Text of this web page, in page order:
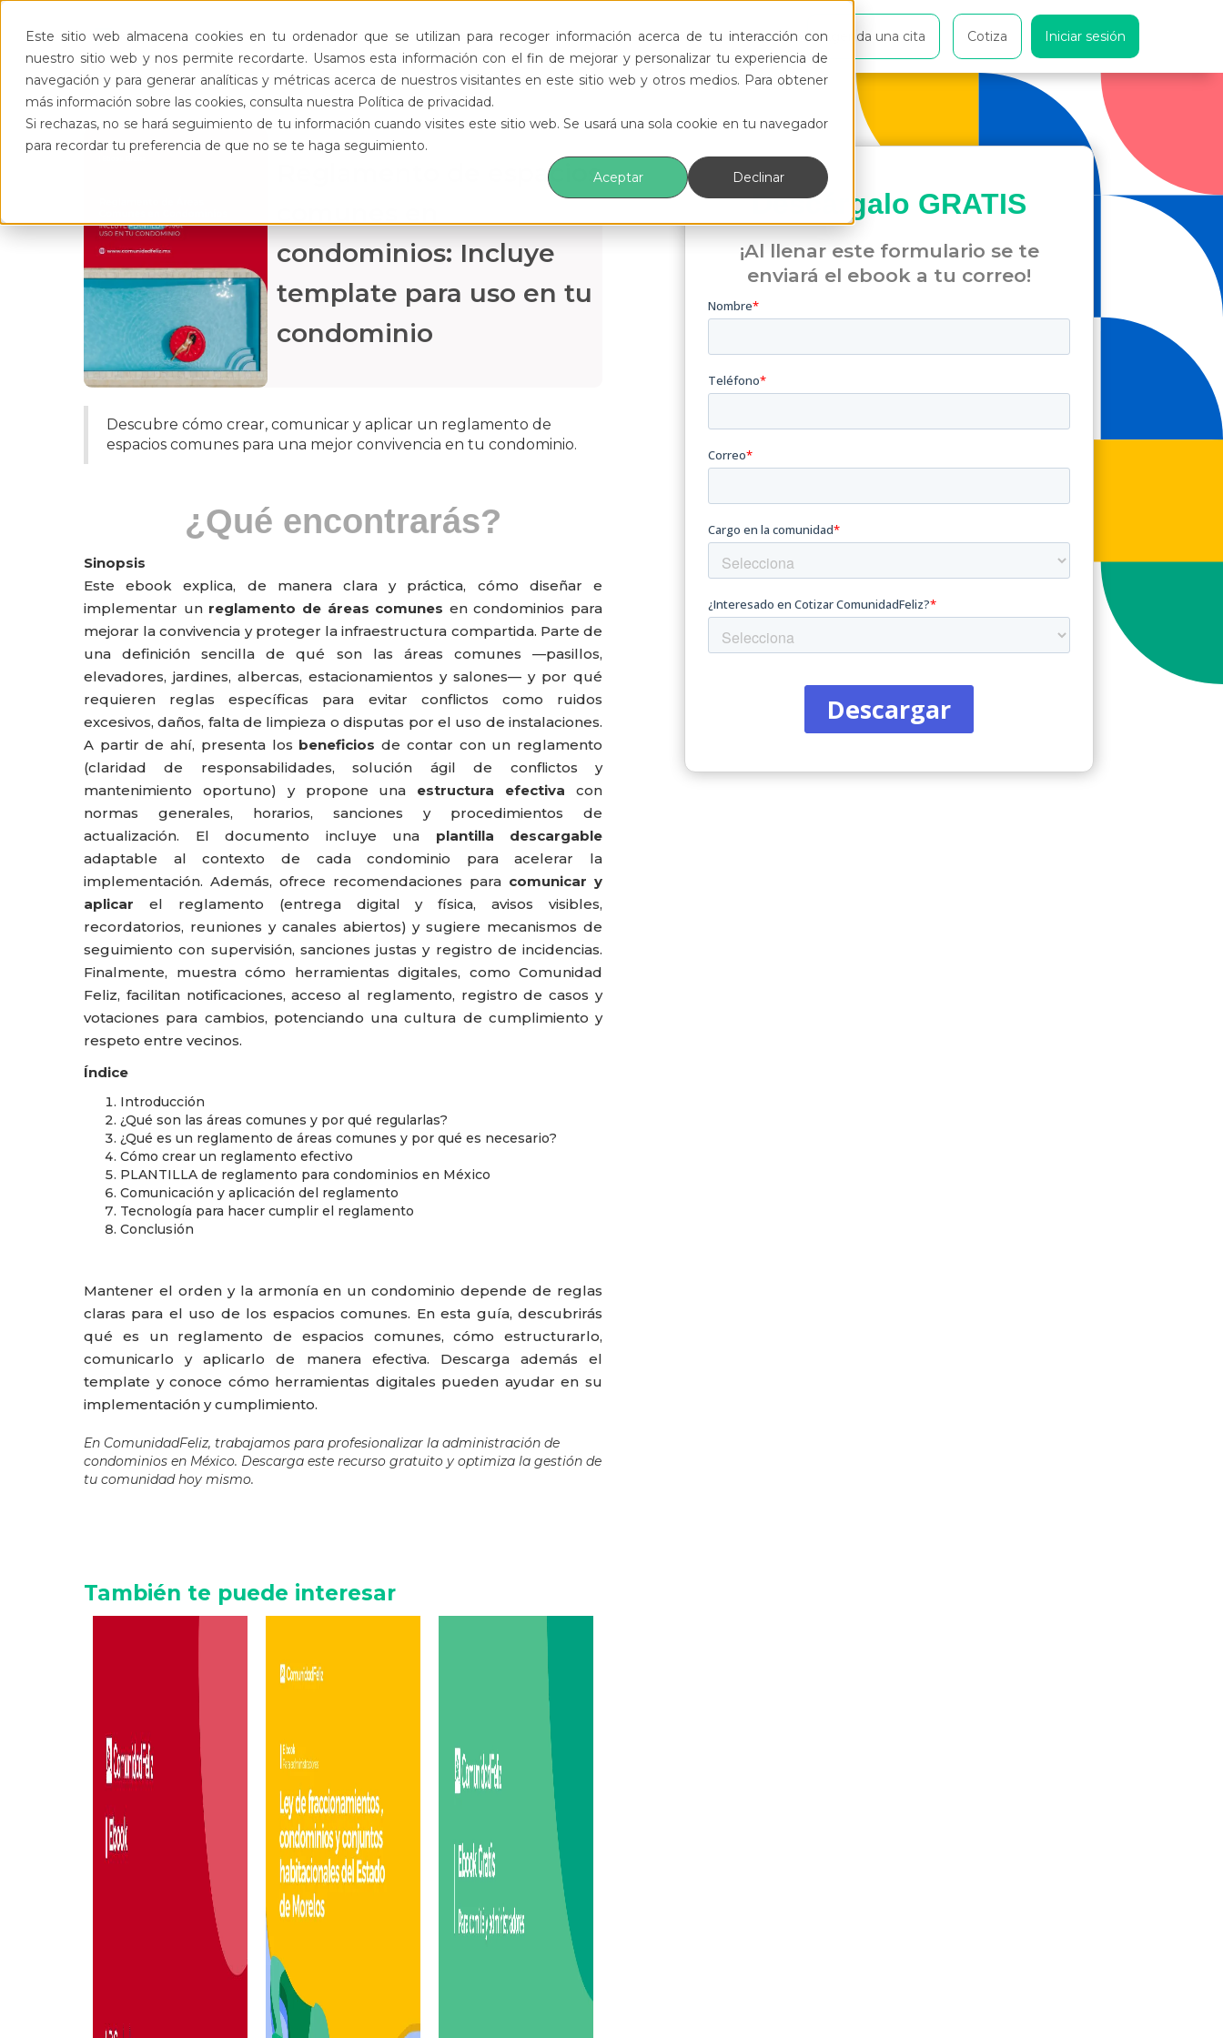
Este sitio web almacena cookies en tu ordenador que se utilizan para recoger información acerca de tu interacción con
nuestro sitio web y nos permite recordarte. Usamos esta información con el fin de mejorar y personalizar tu experiencia de
navegación y para generar analíticas y métricas acerca de nuestros visitantes en este sitio web y otros medios. Para obtener
más información sobre las cookies, consulta nuestra Política de privacidad.
Si rechazas, no se hará seguimiento de tu información cuando visites este sitio web. Se usará una sola cookie en tu navegador
para recordar tu preferencia de que no se te haga seguimiento.
Aceptar
Declinar
Productos Funcionalidades Eventos Recursos Agenda una cita Cotiza Iniciar sesión
Reglamento de espacios
condominios: Incluye
template para uso en tu
condominio
Descubre cómo crear, comunicar y aplicar un reglamento de
espacios comunes para una mejor convivencia en tu condominio.
¿Qué encontrarás?
Sinopsis
Este ebook explica, de manera clara y práctica, cómo diseñar e
implementar un reglamento de áreas comunes en condominios para
mejorar la convivencia y proteger la infraestructura compartida. Parte de
una definición sencilla de qué son las áreas comunes —pasillos,
elevadores, jardines, albercas, estacionamientos y salones— y por qué
requieren reglas específicas para evitar conflictos como ruidos
excesivos, daños, falta de limpieza o disputas por el uso de instalaciones.
A partir de ahí, presenta los beneficios de contar con un reglamento
(claridad de responsabilidades, solución ágil de conflictos y
mantenimiento oportuno) y propone una estructura efectiva con
normas generales, horarios, sanciones y procedimientos de
actualización. El documento incluye una plantilla descargable
adaptable al contexto de cada condominio para acelerar la
implementación. Además, ofrece recomendaciones para comunicar y
aplicar el reglamento (entrega digital y física, avisos visibles,
recordatorios, reuniones y canales abiertos) y sugiere mecanismos de
seguimiento con supervisión, sanciones justas y registro de incidencias.
Finalmente, muestra cómo herramientas digitales, como Comunidad
Feliz, facilitan notificaciones, acceso al reglamento, registro de casos y
votaciones para cambios, potenciando una cultura de cumplimiento y
respeto entre vecinos.
Índice
Introducción
¿Qué son las áreas comunes y por qué regularlas?
¿Qué es un reglamento de áreas comunes y por qué es necesario?
Cómo crear un reglamento efectivo
PLANTILLA de reglamento para condominios en México
Comunicación y aplicación del reglamento
Tecnología para hacer cumplir el reglamento
Conclusión
Mantener el orden y la armonía en un condominio depende de reglas
claras para el uso de los espacios comunes. En esta guía, descubrirás
qué es un reglamento de espacios comunes, cómo estructurarlo,
comunicarlo y aplicarlo de manera efectiva. Descarga además el
template y conoce cómo herramientas digitales pueden ayudar en su
implementación y cumplimiento.
En ComunidadFeliz, trabajamos para profesionalizar la administración de
condominios en México. Descarga este recurso gratuito y optimiza la gestión de
tu comunidad hoy mismo.
También te puede interesar
Descárgalo GRATIS
¡Al llenar este formulario se te
enviará el ebook a tu correo!